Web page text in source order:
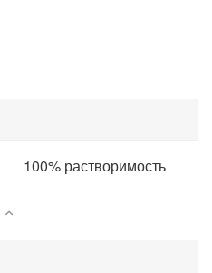
100% растворимость